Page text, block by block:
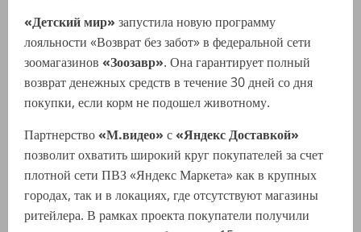
«Детский мир» запустила новую программу
лояльности «Возврат без забот» в федеральной сети
зоомагазинов «Зоозавр». Она гарантирует полный
возврат денежных средств в течение 30 дней со дня
покупки, если корм не подошел животному.
Партнерство«М.видео» с«Яндекс Доставкой»
позволит охватить широкий круг покупателей за счет
плотной сети ПВЗ «Яндекс Маркета» как в крупных
городах, так и в локациях, где отсутствуют магазины
ритейлера. В рамках проекта покупатели получили